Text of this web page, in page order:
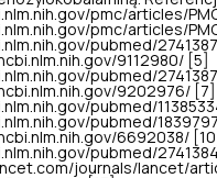
pmc/articles/
pmc/articles/
pubmed/
9112980/ [5]
pubmed/
9202976/ [7]
pubmed/
pubmed/
6692038/ [10]
pubmed/2741384
journals/lancet/